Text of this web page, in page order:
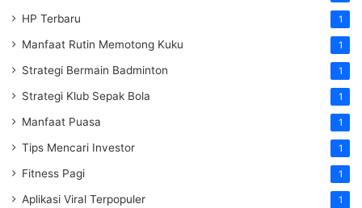
HP Terbaru 1
Manfaat Rutin Memotong Kuku 1
Strategi Bermain Badminton 1
Strategi Klub Sepak Bola 1
Manfaat Puasa 1
Tips Mencari Investor 1
Fitness Pagi 1
Aplikasi Viral Terpopuler 1